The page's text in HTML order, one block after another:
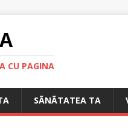
CU PAGINA
SÃNÃTATEA TA